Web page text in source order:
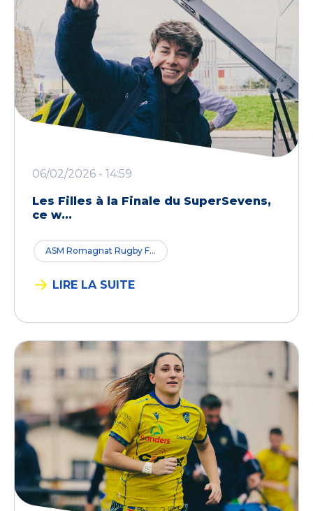
06/02/2026 - 14:59
Les Filles à la Finale du SuperSevens,
ce w...
ASM Romagnat Rugby F...
LIRE LA SUITE